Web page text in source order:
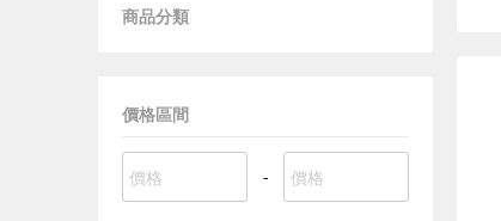
商品分類
價格區間
-